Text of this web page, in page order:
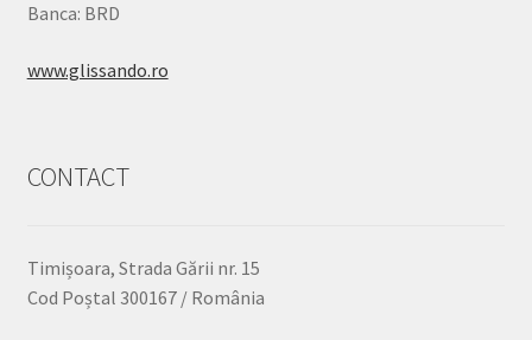
Banca: BRD
www.glissando.ro
CONTACT
Timișoara, Strada Gării nr. 15
Cod Poștal 300167 / România